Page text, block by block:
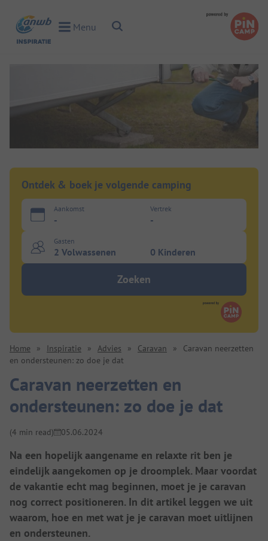
Toggle Menu
Menu Toggle Search
Ontdek & boek je volgende camping
Aankomst
-
Vertrek
-
Gasten
2 Volwassenen 0 Kinderen
Zoeken
Home » Inspiratie » Advies » Caravan »
Caravan neerzetten
en ondersteunen: zo doe je dat
Caravan neerzetten en
ondersteunen: zo doe je dat
(4 min read) 05.06.2024
Na een hopelijk aangename en relaxte rit ben je
eindelijk aangekomen op je droomplek. Maar voordat
de vakantie echt mag beginnen, moet je je caravan
nog correct positioneren. In dit artikel leggen we uit
waarom, hoe en met wat je je caravan moet uitlijnen
en ondersteunen.